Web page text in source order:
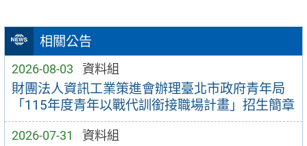
相關公告
2026-08-03 資料組
財團法人資訊工業策進會辦理臺北市政府青年局
「115年度青年以戰代訓銜接職場計畫」招生簡章
2026-07-31 資料組